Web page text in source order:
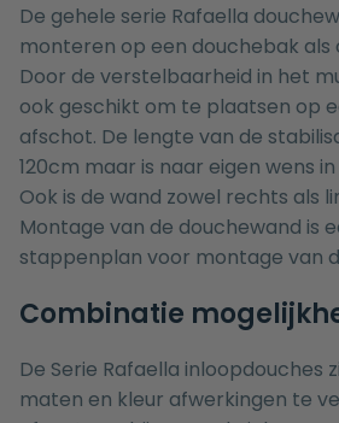
De gehele serie Rafaella
monteren op een douchebak als
Door de verstelbaarheid in het
ook geschikt om te plaatsen op
afschot. De lengte van de
120cm maar is naar eigen wens
Ook is de wand zowel rechts als
Montage van de douchewand is
stappenplan voor montage van
Combinatie
De Serie Rafaella inloopdouches
maten en kleur afwerkingen te